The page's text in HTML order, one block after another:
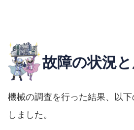
故障の状況
機械の調査を行った結果、以
しました。